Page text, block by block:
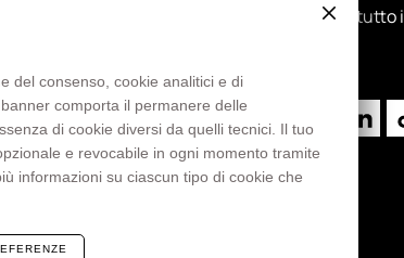
Partite, progetti, storie:
del consenso, cookie analitici e di
comporta il permanere delle
di cookie diversi da quelli tecnici. Il tuo
e revocabile in ogni momento tramite
informazioni su ciascun tipo di cookie che